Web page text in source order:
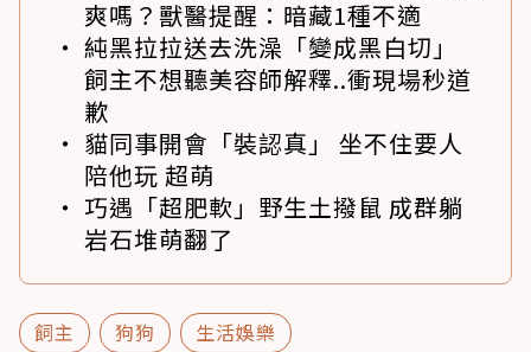
爽嗎？獸醫提醒：暗藏1種不適
純黑拉拉送去洗澡「變成黑白切」
飼主不想聽美容師解釋..衝現場秒道
歉
貓同事開會「裝認真」 坐不住要人
陪他玩 超萌
巧遇「超肥軟」野生土撥鼠 成群躺
岩石堆萌翻了
飼主 狗狗 生活娛樂